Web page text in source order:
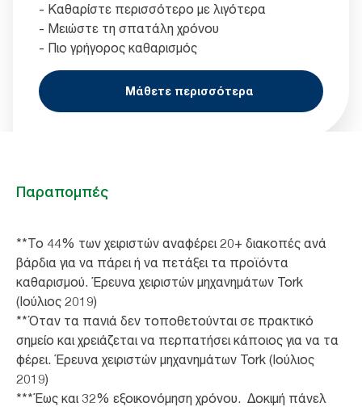
- Καθαρίστε περισσότερο με λιγότερα
- Μειώστε τη σπατάλη χρόνου
- Πιο γρήγορος καθαρισμός
Μάθετε περισσότερα
Παραπομπές
**Το 44% των χειριστών αναφέρει 20+ διακοπές ανά
βάρδια για να πάρει ή να πετάξει τα προϊόντα
καθαρισμού. Έρευνα χειριστών μηχανημάτων Tork
(Ιούλιος 2019)
**Όταν τα πανιά δεν τοποθετούνται σε πρακτικό
σημείο και χρειάζεται να περπατήσει κάποιος για να τα
φέρει. Έρευνα χειριστών μηχανημάτων Tork (Ιούλιος
2019)
***Έως και 32% εξοικονόμηση χρόνου. Δοκιμή πάνελ